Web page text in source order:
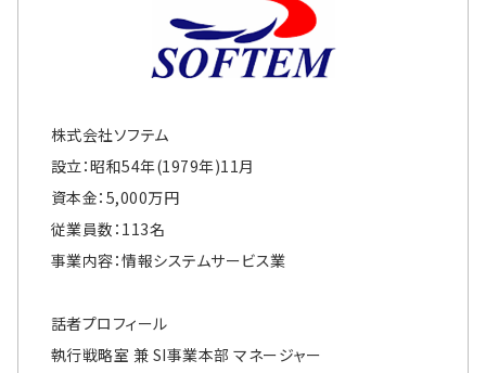
株式会社ソフテム
設立：昭和54年(1979年)11月
資本金：5,000万円
従業員数：113名
事業内容：情報システムサービス業
話者プロフィール
執行戦略室 兼 SI事業本部 マネージャー